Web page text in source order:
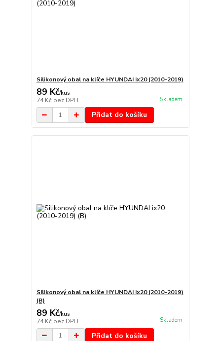
Silikonový obal na klíče HYUNDAI ix20 (2010-2019)
89 Kč/kus
74 Kč bez DPH Skladem
Přidat do košíku
Silikonový obal na klíče HYUNDAI ix20 (2010-2019)
(B)
89 Kč/kus
74 Kč bez DPH Skladem
Přidat do košíku